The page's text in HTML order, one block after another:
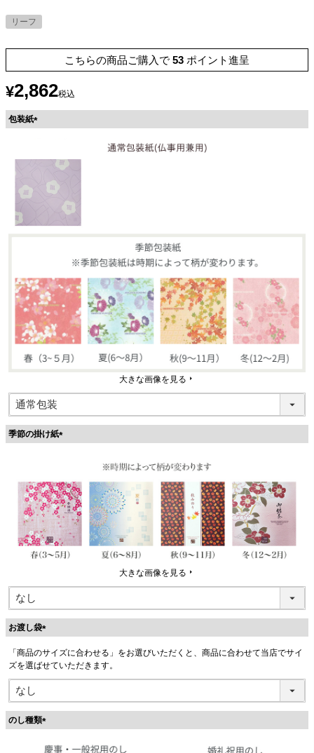
リーフ
こちらの商品ご購入で 53 ポイント進呈
¥2,862税込
包装紙
須
大きな画像を見る
季節の掛け紙
)
大きな画像を見る
お渡し袋
必
須
)
「商品のサイズに合わせる」をお選びいただくと、商品に合わせて当店でサイ
ズを選ばせていただきます。
のし種類
必